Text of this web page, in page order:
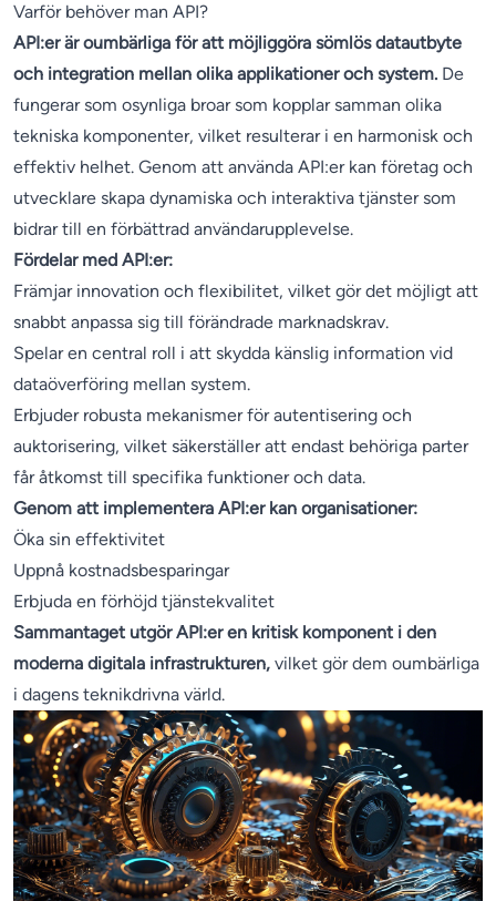
Varför behöver man API?
API:er är oumbärliga för att möjliggöra sömlös datautbyte
och integration mellan olika applikationer och system. De
fungerar som osynliga broar som kopplar samman olika
tekniska komponenter, vilket resulterar i en harmonisk och
effektiv helhet. Genom att använda API:er kan företag och
utvecklare skapa dynamiska och interaktiva tjänster som
bidrar till en förbättrad användarupplevelse.
Fördelar med API:er:
Främjar innovation och flexibilitet, vilket gör det möjligt att
snabbt anpassa sig till förändrade marknadskrav.
Spelar en central roll i att skydda känslig information vid
dataöverföring mellan system.
Erbjuder robusta mekanismer för autentisering och
auktorisering, vilket säkerställer att endast behöriga parter
får åtkomst till specifika funktioner och data.
Genom att implementera API:er kan organisationer:
Öka sin effektivitet
Uppnå kostnadsbesparingar
Erbjuda en förhöjd tjänstekvalitet
Sammantaget utgör API:er en kritisk komponent i den
moderna digitala infrastrukturen, vilket gör dem oumbärliga
i dagens teknikdrivna värld.